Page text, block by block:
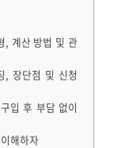
, 계산 방법 및 관
, 장단점 및 신청
입 후 부담 없이
해하자